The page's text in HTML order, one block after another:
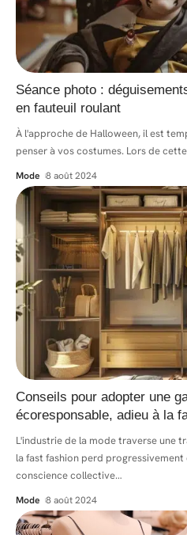
Séance photo :
en fauteuil roulant
À l'approche de Halloween, il est
penser à vos costumes. Lors de
Mode 8 août 2024
Conseils pour adopter une
écoresponsable, adieu à la
L'industrie de la mode traverse une
la fast fashion perd
conscience collective…
Mode 8 août 2024